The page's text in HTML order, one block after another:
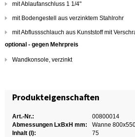
mit Ablaufanschluss 1 1/4"
mit Bodengestell aus verzinktem Stahlrohr
mit Abflussschlauch aus Kunststoff mit
optional - gegen Mehrpreis
Wandkonsole, verzinkt
Produkteigenschaften
Art.-Nr.:
00800014
Abmessungen LxBxH mm:
Wanne
Inhalt (l):
75